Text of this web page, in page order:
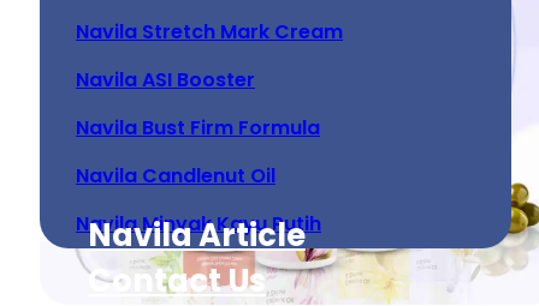
Navila Stretch Mark Cream
Navila ASI Booster
Navila Bust Firm Formula
Navila Candlenut Oil
Navila Minyak Kayu Putih
Navila Article
Contact Us